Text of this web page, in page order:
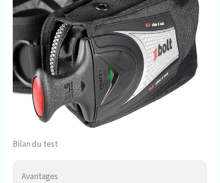
Bilan du test
Avantages